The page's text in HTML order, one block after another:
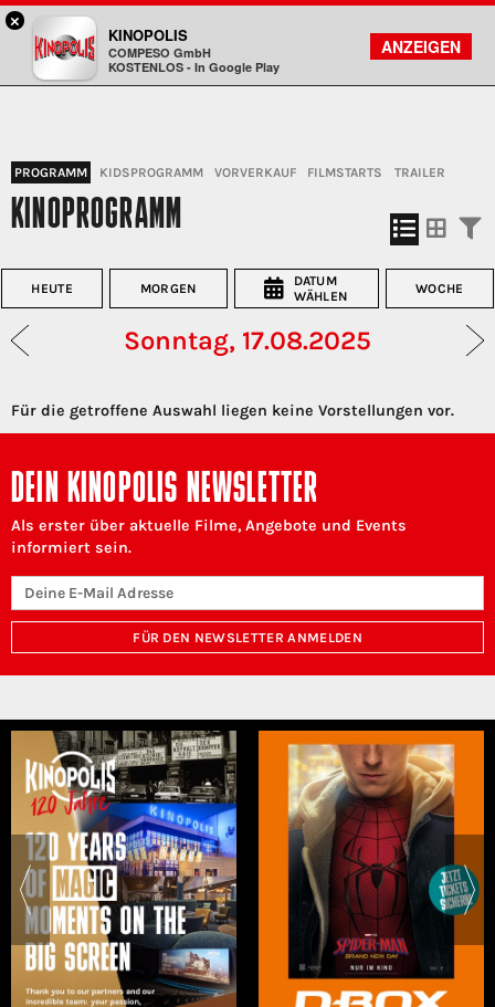
Kinopolis
FILMSUCHE
KONTO
PROGRAMM KIDSPROGRAMM VORVERKAUF FILMSTARTS TRAILER
KINOPROGRAMM
HEUTE MORGEN
DATUM
WÄHLEN
WOCHE
Sonntag, 17.08.2025
Für die getroffene Auswahl liegen keine Vorstellungen vor.
DEIN KINOPOLIS NEWSLETTER
Als erster über aktuelle Filme, Angebote und Events
informiert sein.
FÜR DEN NEWSLETTER ANMELDEN
×
KINOPOLIS
COMPESO GmbH
KOSTENLOS - In Google Play
ANZEIGEN